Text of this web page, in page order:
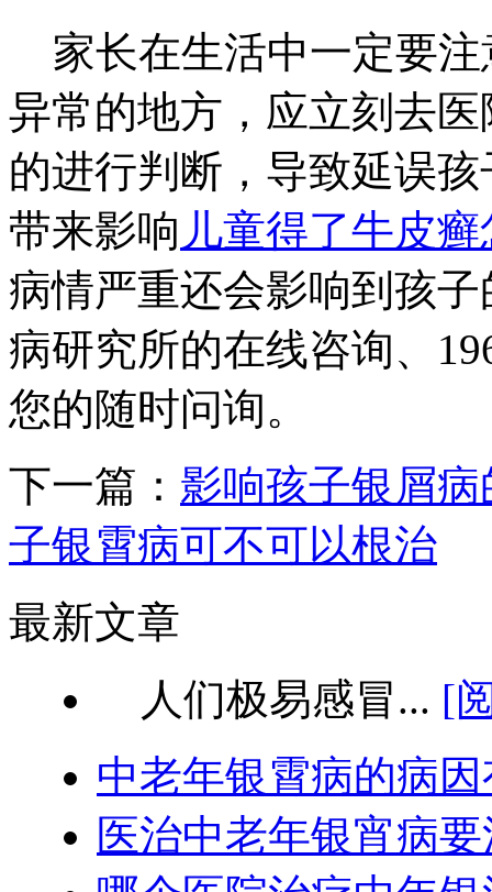
家长在生活中一定要注
异常的地方，应立刻去
的进行判断，导致延误
带来影响 儿童得了牛皮
病情严重还会影响到孩
病研究所的在线咨询、
您的随时问询。
下一篇： 影响孩子银屑
子银霄病可不可以根治
最新文章
人们极易感冒... [
中老年银霄病的病
医治中老年银宵病